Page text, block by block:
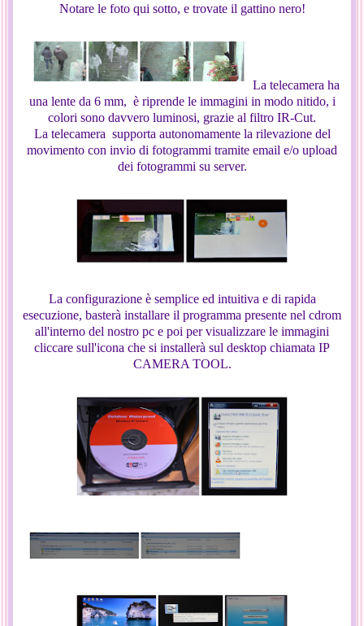
Notare le foto qui sotto, e trovate il gattino nero!
La telecamera ha
una lente da 6 mm, è riprende le immagini in modo nitido, i
colori sono davvero luminosi, grazie al filtro IR-Cut.
La telecamera supporta autonomamente la rilevazione del
movimento con invio di fotogrammi tramite email e/o upload
dei fotogrammi su server.
La configurazione è semplice ed intuitiva e di rapida
esecuzione, basterà installare il programma presente nel cdrom
all'interno del nostro pc e poi per visualizzare le immagini
cliccare sull'icona che si installerà sul desktop chiamata IP
CAMERA TOOL.